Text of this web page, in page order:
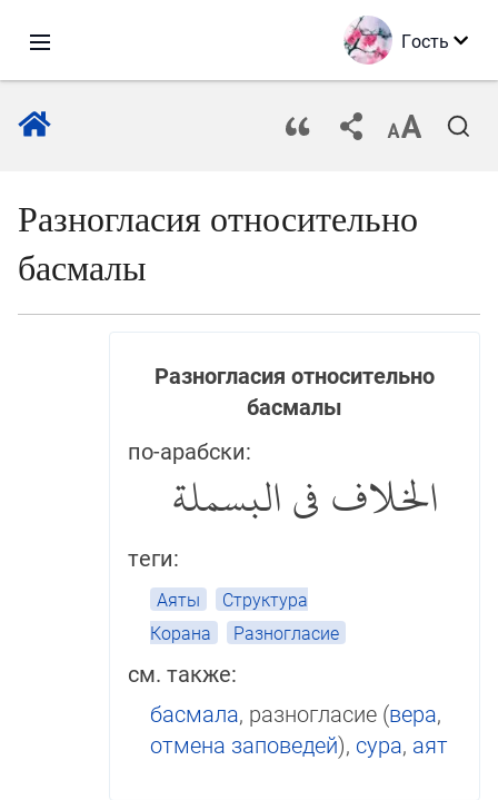
Гость
Разногласия относительно
басмалы
Разногласия относительно
басмалы
по-арабски:
الخلاف في البسملة
теги:
Аяты
Структура
Корана
Разногласие
см. также:
басмала, разногласие (вера,
от­ме­на заповедей), сура, аят